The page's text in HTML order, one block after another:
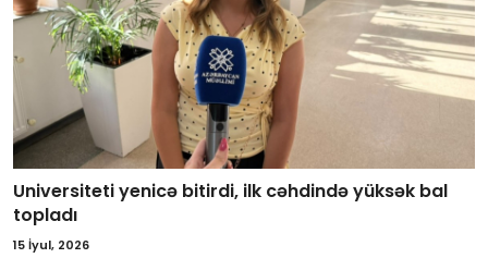
Universiteti yenicə bitirdi, ilk cəhdində yüksək bal
topladı
15 İyul, 2026